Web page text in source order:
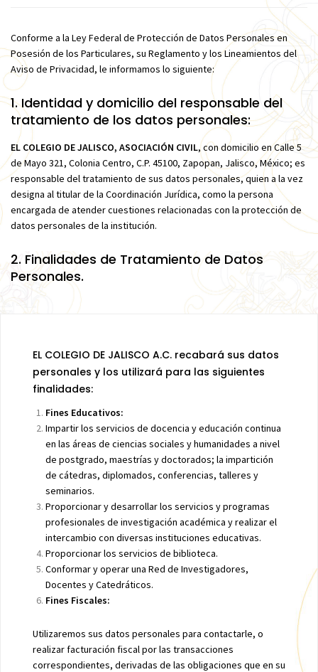
Conforme a la Ley Federal de Protección de Datos Personales en
Posesión de los Particulares, su Reglamento y los Lineamientos del
Aviso de Privacidad, le informamos lo siguiente:
1. Identidad y domicilio del responsable del
tratamiento de los datos personales:
EL COLEGIO DE JALISCO, ASOCIACIÓN CIVIL, con domicilio en Calle 5
de Mayo 321, Colonia Centro, C.P. 45100, Zapopan, Jalisco, México; es
responsable del tratamiento de sus datos personales, quien a la vez
designa al titular de la Coordinación Jurídica, como la persona
encargada de atender cuestiones relacionadas con la protección de
datos personales de la institución.
2. Finalidades de Tratamiento de Datos
Personales.
EL COLEGIO DE JALISCO A.C. recabará sus datos
personales y los utilizará para las siguientes
finalidades:
Fines Educativos:
Impartir los servicios de docencia y educación continua
en las áreas de ciencias sociales y humanidades a nivel
de postgrado, maestrías y doctorados; la impartición
de cátedras, diplomados, conferencias, talleres y
seminarios.
Proporcionar y desarrollar los servicios y programas
profesionales de investigación académica y realizar el
intercambio con diversas instituciones educativas.
Proporcionar los servicios de biblioteca.
Conformar y operar una Red de Investigadores,
Docentes y Catedráticos.
Fines Fiscales:
Utilizaremos sus datos personales para contactarle, o
realizar facturación fiscal por las transacciones
correspondientes, derivadas de las obligaciones que en su